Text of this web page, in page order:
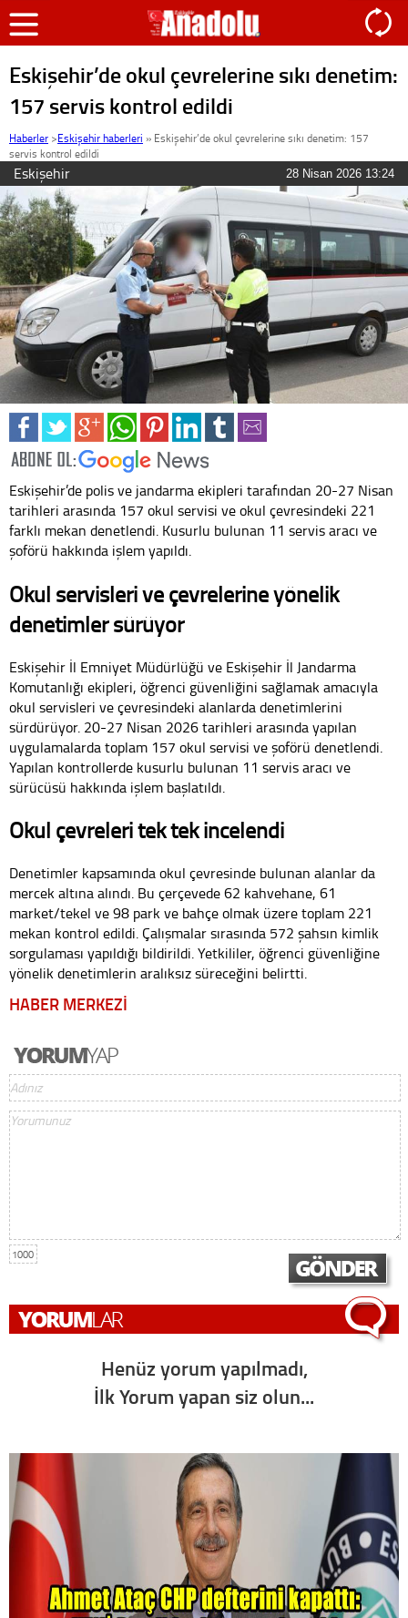
Eskişehir’de okul çevrelerine sıkı denetim:
157 servis kontrol edildi
Haberler >Eskişehir haberleri » Eskişehir’de okul çevrelerine sıkı denetim: 157
servis kontrol edildi
Eskişehir 28 Nisan 2026 13:24
Eskişehir’de polis ve jandarma ekipleri tarafından 20-27 Nisan
tarihleri arasında 157 okul servisi ve okul çevresindeki 221
farklı mekan denetlendi. Kusurlu bulunan 11 servis aracı ve
şoförü hakkında işlem yapıldı.
Okul servisleri ve çevrelerine yönelik
denetimler sürüyor
Eskişehir İl Emniyet Müdürlüğü ve Eskişehir İl Jandarma
Komutanlığı ekipleri, öğrenci güvenliğini sağlamak amacıyla
okul servisleri ve çevresindeki alanlarda denetimlerini
sürdürüyor. 20-27 Nisan 2026 tarihleri arasında yapılan
uygulamalarda toplam 157 okul servisi ve şoförü denetlendi.
Yapılan kontrollerde kusurlu bulunan 11 servis aracı ve
sürücüsü hakkında işlem başlatıldı.
Okul çevreleri tek tek incelendi
Denetimler kapsamında okul çevresinde bulunan alanlar da
mercek altına alındı. Bu çerçevede 62 kahvehane, 61
market/tekel ve 98 park ve bahçe olmak üzere toplam 221
mekan kontrol edildi. Çalışmalar sırasında 572 şahsın kimlik
sorgulaması yapıldığı bildirildi. Yetkililer, öğrenci güvenliğine
yönelik denetimlerin aralıksız süreceğini belirtti.
HABER MERKEZİ
1000
Henüz yorum yapılmadı,
İlk Yorum yapan siz olun...